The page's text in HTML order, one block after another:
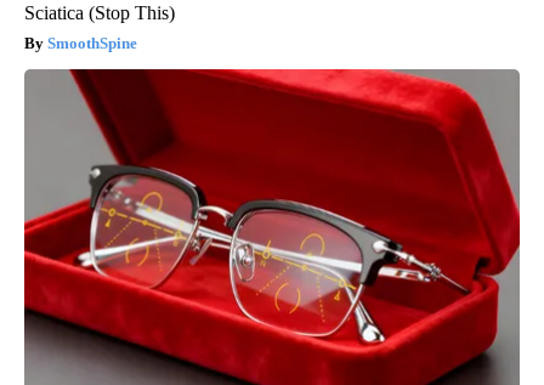
Sciatica (Stop This)
SmoothSpine